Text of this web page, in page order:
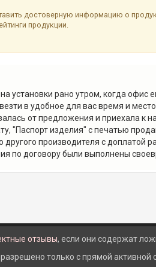
достоверную информацию о
продукции.
рано утром, когда офис
в удобное для вас время и
от предложения и приехала к
"Паспорт изделия" с печатью
производителя с доплатой
по договору были выполнены
отзывы, если они содержат
только с прямой активной